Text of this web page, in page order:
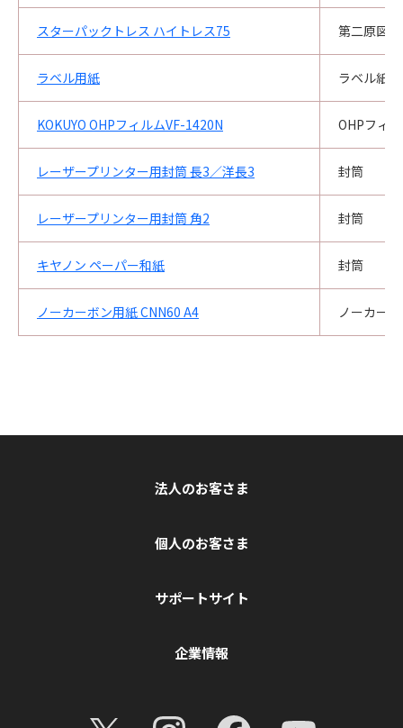
スターパックトレス ハイトレス75 第二原図
ラベル用紙 ラベル紙
KOKUYO OHPフィルムVF-1420N OHPフィ
レーザープリンター用封筒 長3／洋長3 封筒
レーザープリンター用封筒 角2 封筒
キヤノン ペーパー和紙 封筒
ノーカーボン用紙 CNN60 A4 ノーカー
法人のお客さま
個人のお客さま
サポートサイト
企業情報